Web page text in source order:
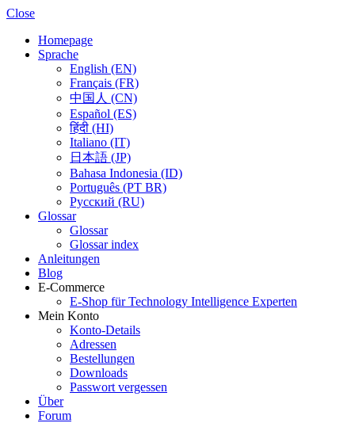
Close
Homepage
Sprache
English (EN)
Français (FR)
中国人 (CN)
Español (ES)
हिंदी (HI)
Italiano (IT)
日本語 (JP)
Bahasa Indonesia (ID)
Português (PT BR)
Pусский (RU)
Glossar
Glossar
Glossar index
Anleitungen
Blog
E-Commerce
E-Shop für Technology Intelligence Experten
Mein Konto
Konto-Details
Adressen
Bestellungen
Downloads
Passwort vergessen
Über
Forum